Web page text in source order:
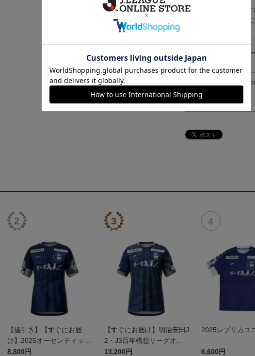
取り扱い商品によっ
予告なく変更にな
その他
決済について
ギフト対応に
ヘルプページ
【値引き】【すぐにお届
け】2025オーセンティック
ユニフォーム FP1st
8,800円
【すぐにお届け】明治安田J
2・J3百年構想リーグオー
センティックユニフォーム
13,200円
2025レプリカユ
6,600円